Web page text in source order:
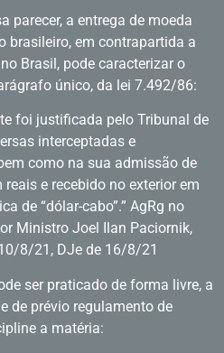
parecer, a entrega de moeda
brasileiro, em contrapartida a
Brasil, pode caracterizar o
único, da lei 7.492/86:
foi justificada pelo Tribunal de
interceptadas e
como na sua admissão de
e recebido no exterior em
de “dólar-cabo”.” AgRg no
Ministro Joel Ilan Paciornik,
8/21, DJe de 16/8/21
ser praticado de forma livre, a
de prévio regulamento de
a matéria: